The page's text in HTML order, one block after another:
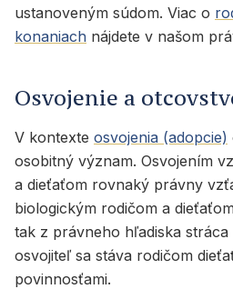
ustanoveným súdom. Viac o
konaniach nájdete v našom
Osvojenie a
V kontexte osvojenia (adopcie)
osobitný význam. Osvojením
a dieťaťom rovnaký právny
biologickým rodičom a
tak z právneho hľadiska
osvojiteľ sa stáva rodičom
povinnosťami.